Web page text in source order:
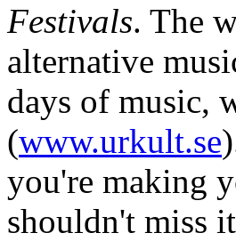
Festivals. The
alternative
days of music,
(www.urkult.se
you're making
shouldn't miss